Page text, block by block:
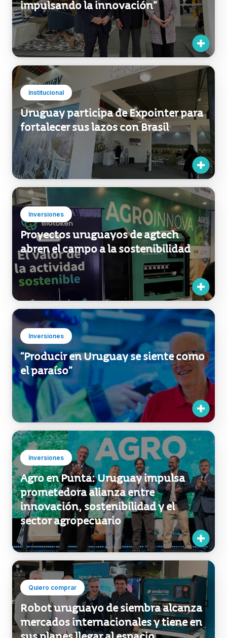
"Uruguay y el sur de Brasil están
impulsando la innovación”
Institucional
Uruguay participa de Expointer para
fortalecer sus lazos con Brasil
Inversiones
Proyectos uruguayos de agtech
abren el campo a la sostenibilidad
Inversiones
“Producir en Uruguay se siente como
el paraíso”
Inversiones
Agro en Punta: Uruguay impulsa
prometedora alianza entre
innovación, sostenibilidad y el
sector agropecuario
Quiero comprar
Robot uruguayo de siembra alcanza